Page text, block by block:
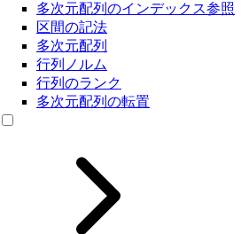
多次元配列のインデックス参照
区間の記法
多次元配列
行列ノルム
行列のランク
多次元配列の転置